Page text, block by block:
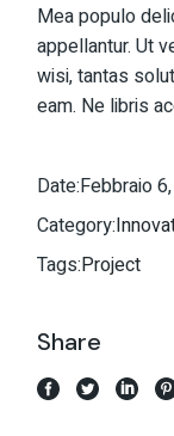
Mea populo
appellantur. Ut
wisi, tantas
eam. Ne libris
Date:Febbraio
Category:
Tags:Project
Share